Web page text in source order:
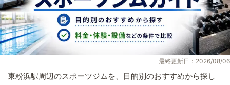
最終更新日：2026/08/06
東粉浜駅周辺のスポーツジムを、目的別のおすすめから探し